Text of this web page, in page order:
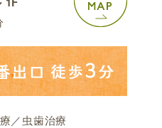
／虫歯治療